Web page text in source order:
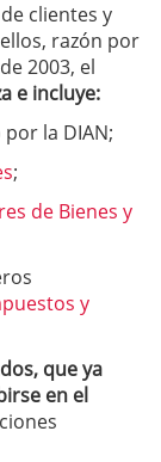
clientes y
razón por
2003, el
e incluye:
la DIAN;
;
de Bienes y
y
que ya
en el